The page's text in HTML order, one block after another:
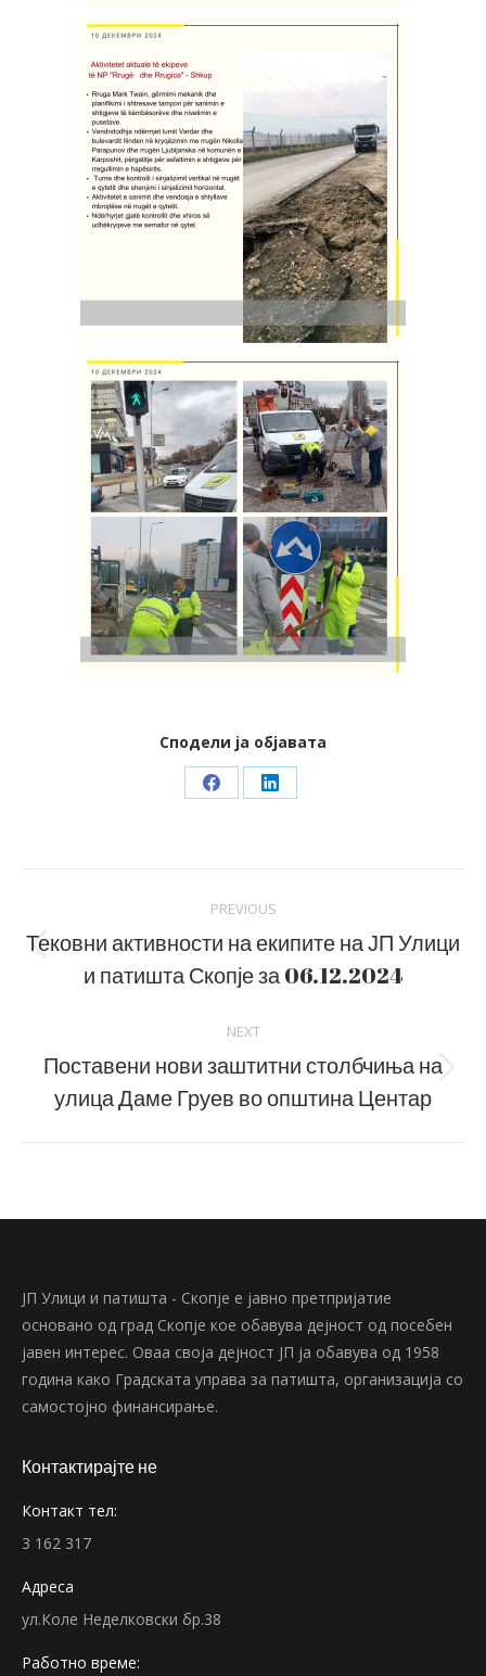
Сподели ја објавата
Share Share
navigation
PREVIOUS
Previous
post:
Тековни активности на екипите на ЈП Улици
и патишта Скопје за 06.12.2024
NEXT
Next
post:
Поставени нови заштитни столбчиња на
улица Даме Груев во општина Центар
ЈП Улици и патишта - Скопје е јавно претпријатие
основано од град Скопје кое обавува дејност од посебен
јавен интерес. Оваа своја дејност ЈП ја обавува од 1958
година како Градската управа за патишта, организација со
самостојно финансирање.
Контактирајте не
Контакт тел:
3 162 317
Адреса
ул.Коле Неделковски бр.38
Работно време: